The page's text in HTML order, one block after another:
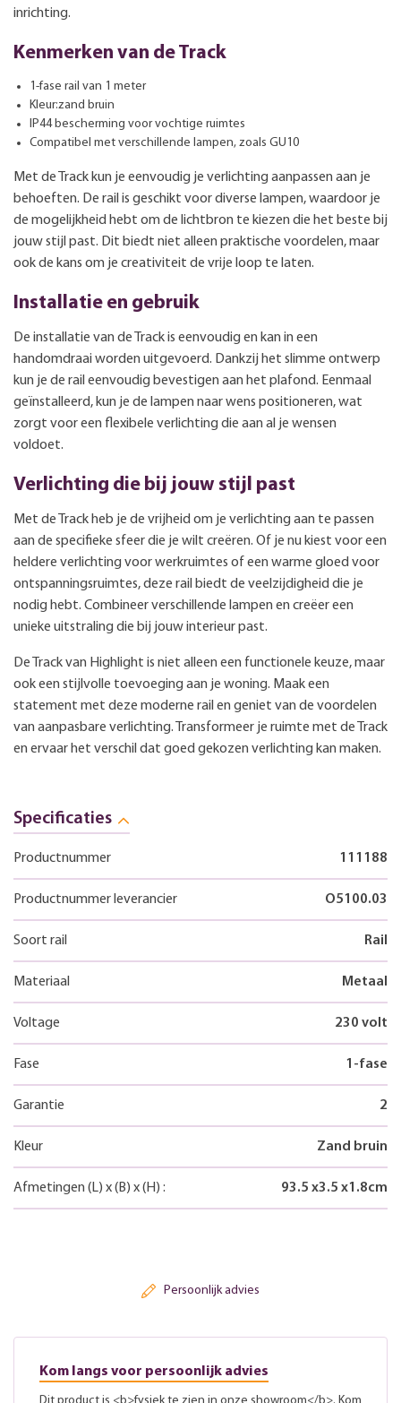
inrichting.
Kenmerken van de Track
1-fase rail van 1 meter
Kleur:zand bruin
IP44 bescherming voor vochtige ruimtes
Compatibel met verschillende lampen, zoals GU10
Met de Track kun je eenvoudig je verlichting aanpassen aan je
behoeften. De rail is geschikt voor diverse lampen, waardoor je
de mogelijkheid hebt om de lichtbron te kiezen die het beste bij
jouw stijl past. Dit biedt niet alleen praktische voordelen, maar
ook de kans om je creativiteit de vrije loop te laten.
Installatie en gebruik
De installatie van de Track is eenvoudig en kan in een
handomdraai worden uitgevoerd. Dankzij het slimme ontwerp
kun je de rail eenvoudig bevestigen aan het plafond. Eenmaal
geïnstalleerd, kun je de lampen naar wens positioneren, wat
zorgt voor een flexibele verlichting die aan al je wensen
voldoet.
Verlichting die bij jouw stijl past
Met de Track heb je de vrijheid om je verlichting aan te passen
aan de specifieke sfeer die je wilt creëren. Of je nu kiest voor een
heldere verlichting voor werkruimtes of een warme gloed voor
ontspanningsruimtes, deze rail biedt de veelzijdigheid die je
nodig hebt. Combineer verschillende lampen en creëer een
unieke uitstraling die bij jouw interieur past.
De Track van Highlight is niet alleen een functionele keuze, maar
ook een stijlvolle toevoeging aan je woning. Maak een
statement met deze moderne rail en geniet van de voordelen
van aanpasbare verlichting. Transformeer je ruimte met de Track
en ervaar het verschil dat goed gekozen verlichting kan maken.
Specificaties
Productnummer 111188
Productnummer leverancier O5100.03
Soort rail Rail
Materiaal Metaal
Voltage 230 volt
Fase 1-fase
Garantie 2
Kleur Zand bruin
Afmetingen (L) x(B) x(H) : 93.5 x3.5 x1.8cm
Persoonlijk advies
Kom langs voor persoonlijk advies